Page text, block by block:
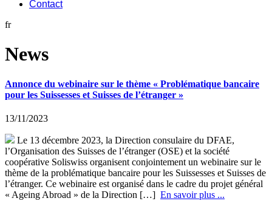
Contact
fr
News
Annonce du webinaire sur le thème « Problématique bancaire
pour les Suissesses et Suisses de l’étranger »
13/11/2023
Le 13 décembre 2023, la Direction consulaire du DFAE,
l’Organisation des Suisses de l’étranger (OSE) et la société
coopérative Soliswiss organisent conjointement un webinaire sur le
thème de la problématique bancaire pour les Suissesses et Suisses de
l’étranger. Ce webinaire est organisé dans le cadre du projet général
« Ageing Abroad » de la Direction […] En savoir plus ...